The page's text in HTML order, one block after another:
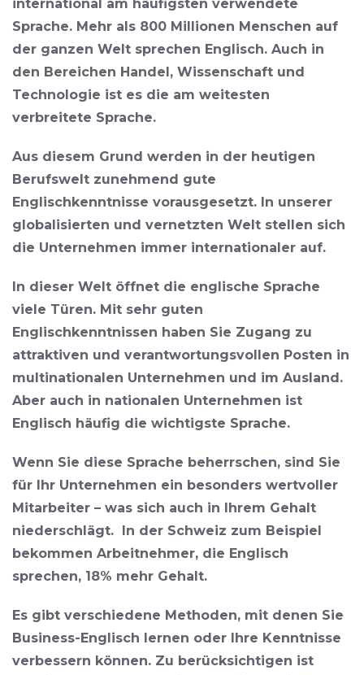
international am häufigsten verwendete
Sprache. Mehr als 800 Millionen Menschen auf
der ganzen Welt sprechen Englisch. Auch in
den Bereichen Handel, Wissenschaft und
Technologie ist es die am weitesten
verbreitete Sprache.
Aus diesem Grund werden in der heutigen
Berufswelt zunehmend gute
Englischkenntnisse vorausgesetzt. In unserer
globalisierten und vernetzten Welt stellen sich
die Unternehmen immer internationaler auf.
In dieser Welt öffnet die englische Sprache
viele Türen. Mit sehr guten
Englischkenntnissen haben Sie Zugang zu
attraktiven und verantwortungsvollen Posten in
multinationalen Unternehmen und im Ausland.
Aber auch in nationalen Unternehmen ist
Englisch häufig die wichtigste Sprache.
Wenn Sie diese Sprache beherrschen, sind Sie
für Ihr Unternehmen ein besonders wertvoller
Mitarbeiter – was sich auch in Ihrem Gehalt
niederschlägt. In der Schweiz zum Beispiel
bekommen Arbeitnehmer, die Englisch
sprechen, 18% mehr Gehalt.
Es gibt verschiedene Methoden, mit denen Sie
Business-Englisch lernen oder Ihre Kenntnisse
verbessern können. Zu berücksichtigen ist